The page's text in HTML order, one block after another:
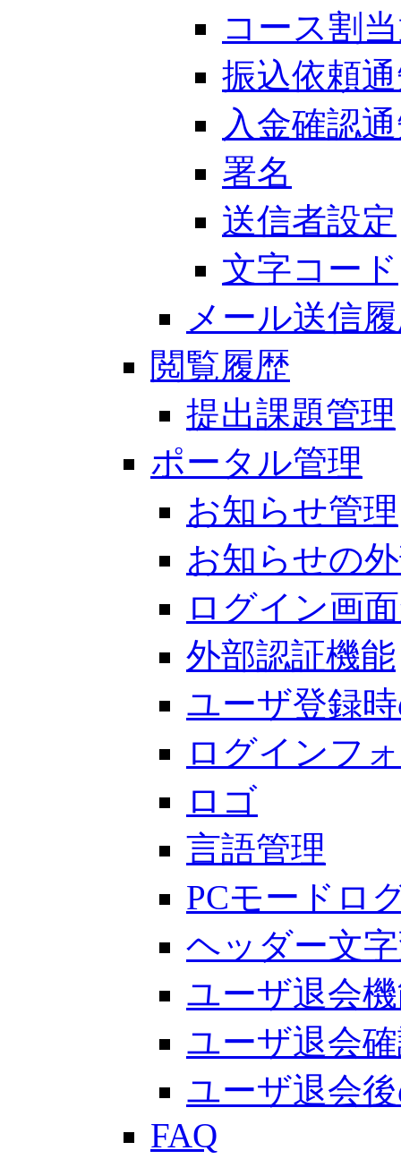
コース割
振込依頼
入金確認
署名
送信者設定
文字コード
メール送信
閲覧履歴
提出課題管理
ポータル管理
お知らせ管理
お知らせの
ログイン画
外部認証機能
ユーザ登録
ログインフ
ロゴ
言語管理
PCモードロ
ヘッダー文
ユーザ退会
ユーザ退会
ユーザ退会
FAQ